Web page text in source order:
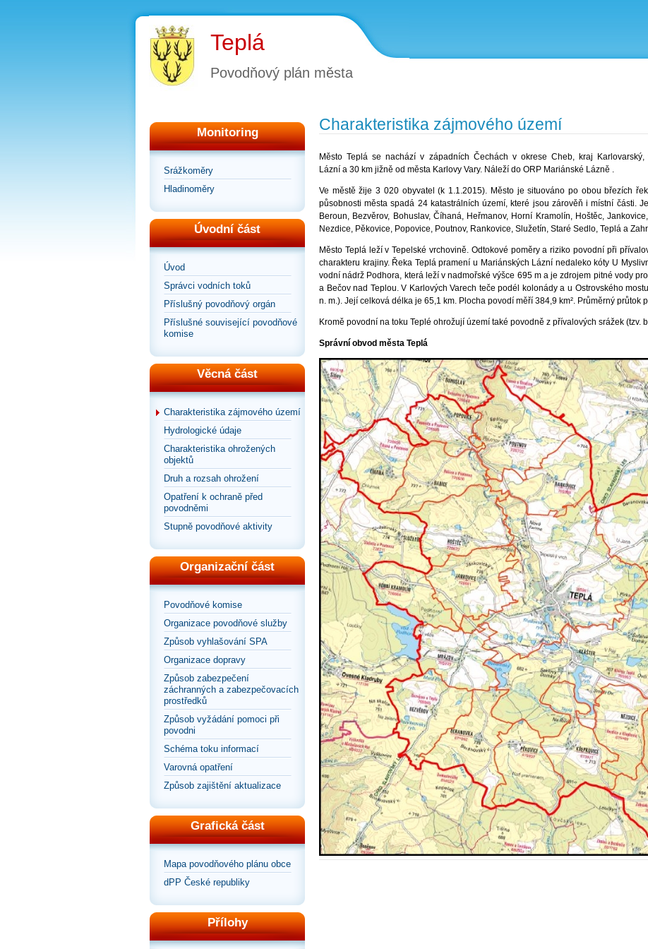
Teplá
Povodňový plán města
Monitoring
Srážkoměry
Hladinoměry
Úvodní část
Úvod
Správci vodních toků
Příslušný povodňový orgán
Příslušné související povodňové
komise
Věcná část
Charakteristika zájmového území
Hydrologické údaje
Charakteristika ohrožených
objektů
Druh a rozsah ohrožení
Opatření k ochraně před
povodněmi
Stupně povodňové aktivity
Organizační část
Povodňové komise
Organizace povodňové služby
Způsob vyhlašování SPA
Organizace dopravy
Způsob zabezpečení
záchranných a zabezpečovacích
prostředků
Způsob vyžádání pomoci při
povodni
Schéma toku informací
Varovná opatření
Způsob zajištění aktualizace
Grafická část
Mapa povodňového plánu obce
dPP České republiky
Přílohy
Charakteristika zájmového území
Město Teplá se nachází v západních Čechách v okrese Cheb, kraj
Lázní a 30 km jižně od města Karlovy Vary. Náleží do ORP Mariánské Lázně .
Ve městě žije 3 020 obyvatel (k 1.1.2015). Město je situováno po obou březích
působnosti města spadá 24 katastrálních území, které jsou zárověň i místní části.
Beroun, Bezvěrov, Bohuslav, Číhaná, Heřmanov, Horní Kramolín, Hoštěc,
Nezdice, Pěkovice, Popovice, Poutnov, Rankovice, Služetín, Staré Sedlo, Teplá a
Město Teplá leží v Tepelské vrchovině. Odtokové poměry a riziko povodní při
charakteru krajiny. Řeka Teplá pramení u Mariánských Lázní nedaleko kóty U
vodní nádrž Podhora, která leží v nadmořské výšce 695 m a je zdrojem pitné vody
a Bečov nad Teplou. V Karlových Varech teče podél kolonády a u Ostrovského
n. m.). Její celková délka je 65,1 km. Plocha povodí měří 384,9 km². Průměrný průtok
Kromě povodní na toku Teplé ohrožují území také povodně z přívalových srážek (tzv.
Správní obvod města Teplá